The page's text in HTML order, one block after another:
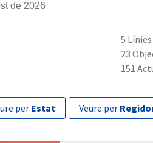
de 2026
5
23
151
per Estat veure per